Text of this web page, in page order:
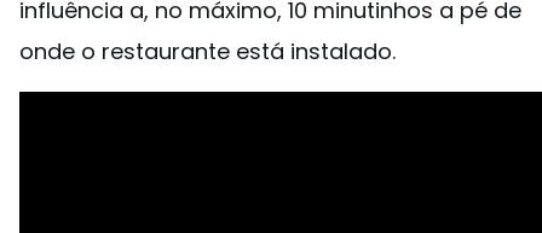
influência a, no máximo, 10 minutinhos a pé de
onde o restaurante está instalado.